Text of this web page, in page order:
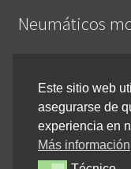
Neumáticos
Inicio
Cómo comprar
Devoluciones y
Este sitio web
asegurarse de
experiencia en
Más información